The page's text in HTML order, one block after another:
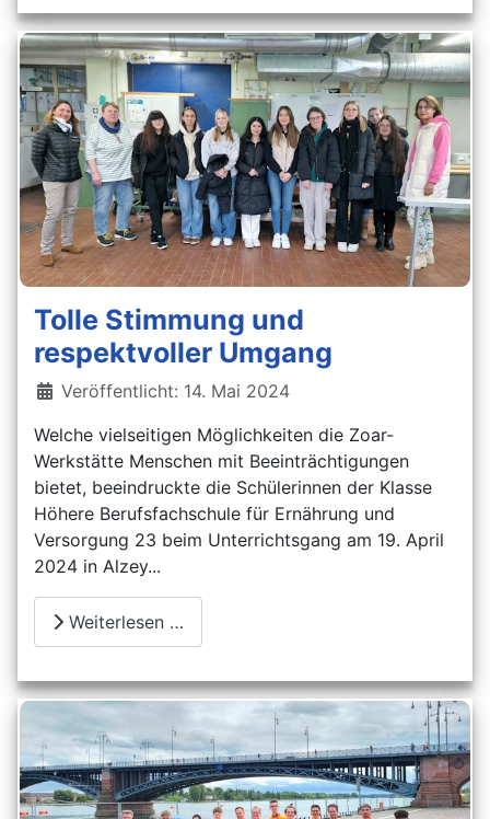
Tolle Stimmung und
respektvoller Umgang
Details
Veröffentlicht: 14. Mai 2024
Welche vielseitigen Möglichkeiten die Zoar-
Werkstätte Menschen mit Beeinträchtigungen
bietet, beeindruckte die Schülerinnen der Klasse
Höhere Berufsfachschule für Ernährung und
Versorgung 23 beim Unterrichtsgang am 19. April
2024 in Alzey...
Weiterlesen …